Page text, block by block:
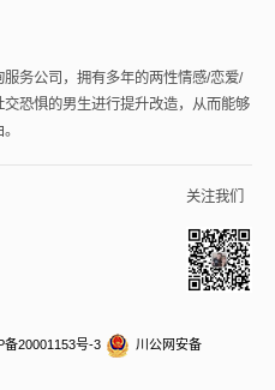
务公司，拥有多年的两性情感/恋爱/
恐惧的男生进行提升改造，从而能够
关注我们
备20001153号-3
川公网安备